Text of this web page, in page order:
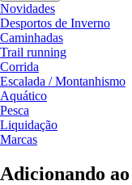
Novidades
Desportos de Inverno
Caminhadas
Trail running
Corrida
Escalada / Montanhismo
Aquático
Pesca
Liquidação
Marcas
Adicionando